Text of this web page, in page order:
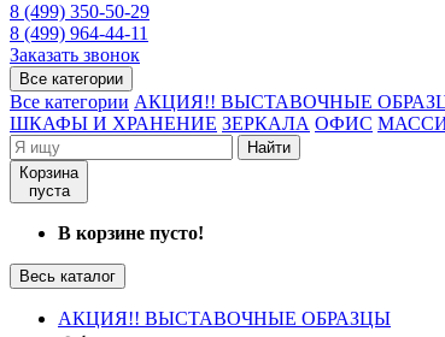
8 (499) 350-50-29
8 (499) 964-44-11
Заказать звонок
Все категории
Все категории АКЦИЯ!! ВЫСТАВОЧНЫЕ
ШКАФЫ И ХРАНЕНИЕ ЗЕРКАЛА ОФИС
Найти
Корзина
пуста
В корзине пусто!
Весь каталог
АКЦИЯ!! ВЫСТАВОЧНЫЕ ОБРАЗЦЫ